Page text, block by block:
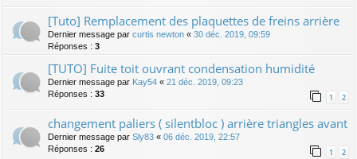
[Tuto] Remplacement des plaquettes de freins arrière
Dernier message par curtis newton « 30 déc. 2019, 09:59
Réponses : 3
[TUTO] Fuite toit ouvrant condensation humidité
Dernier message par Kay54 « 21 déc. 2019, 09:23
Réponses : 33 1 2
changement paliers ( silentbloc ) arrière triangles avant
Dernier message par Sly83 « 06 déc. 2019, 22:57
Réponses : 26 1 2